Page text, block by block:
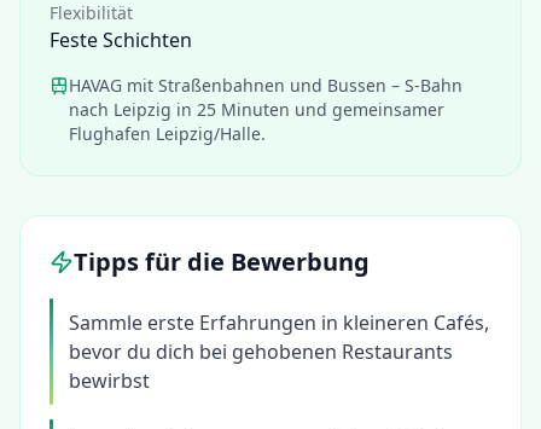
Flexibilität
Feste Schichten
HAVAG mit Straßenbahnen und Bussen – S-Bahn
nach Leipzig in 25 Minuten und gemeinsamer
Flughafen Leipzig/Halle.
Tipps für die Bewerbung
Sammle erste Erfahrungen in kleineren Cafés,
bevor du dich bei gehobenen Restaurants
bewirbst